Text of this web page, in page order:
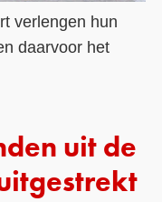
verlengen hun
daarvoor het
uit de